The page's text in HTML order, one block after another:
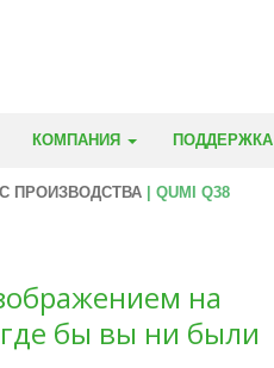
КОМПАНИЯ ПОДДЕРЖКА
ПРОИЗВОДСТВА | QUMI Q38
на
бы вы ни были